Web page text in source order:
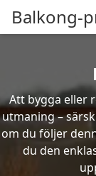
Balkong-
Att bygga eller
utmaning –
om du följer
du den